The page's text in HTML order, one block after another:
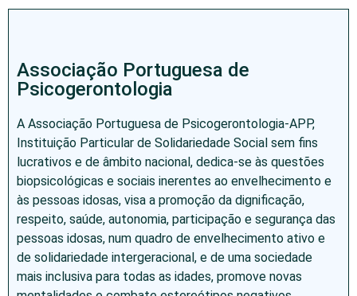
Associação Portuguesa de
Psicogerontologia
A Associação Portuguesa de Psicogerontologia-APP,
Instituição Particular de Solidariedade Social sem fins
lucrativos e de âmbito nacional, dedica-se às questões
biopsicológicas e sociais inerentes ao envelhecimento e
às pessoas idosas, visa a promoção da dignificação,
respeito, saúde, autonomia, participação e segurança das
pessoas idosas, num quadro de envelhecimento ativo e
de solidariedade intergeracional, e de uma sociedade
mais inclusiva para todas as idades, promove novas